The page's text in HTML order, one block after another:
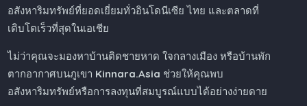
อสังหาริมทรัพย์ที่ยอดเยี่ยมทั่วอินโดนีเซีย ไทย และตลาดที่
เติบโตเร็วที่สุดในเอเชีย
ไม่ว่าคุณจะมองหาบ้านติดชายหาด ใจกลางเมือง หรือบ้านพัก
ตากอากาศบนภูเขา Kinnara.Asia ช่วยให้คุณพบ
อสังหาริมทรัพย์หรือการลงทุนที่สมบูรณ์แบบได้อย่างง่ายดาย